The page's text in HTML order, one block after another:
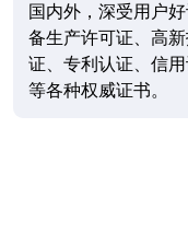
国内外，深受用户
备生产许可证、高
证、专利认证、信
等各种权威证书。